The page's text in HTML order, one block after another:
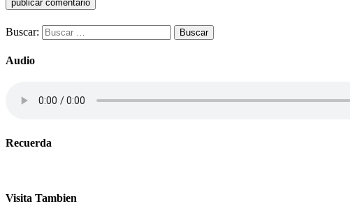
Buscar:
Audio
Recuerda
Visita Tambien